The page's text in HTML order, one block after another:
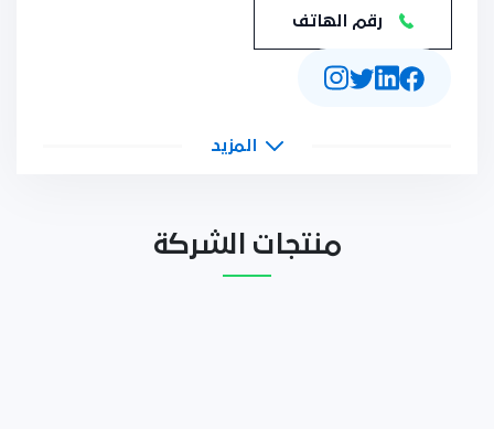
رقم الهاتف
المزيد
منتجات الشركة